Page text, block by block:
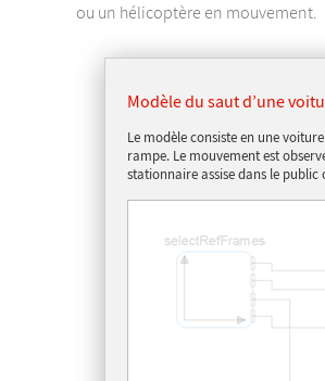
ou un hélicoptère en mouvement.
Modèle du saut d’une
Le modèle consiste en une
rampe. Le mouvement est
stationnaire assise dans le